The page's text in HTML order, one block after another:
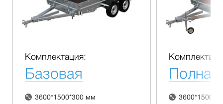
Комплектация:
Базовая
3600*1500*300 мм
Полная